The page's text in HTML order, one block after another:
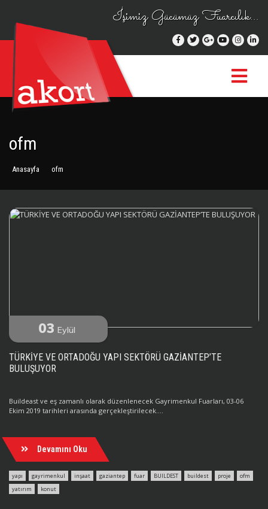
İşimiz Gücümüz Fuarcılık...
ofm
Anasayfa ofm
03 Eylül
TÜRKİYE VE ORTADOĞU YAPI SEKTÖRÜ GAZİANTEP’TE
BULUŞUYOR
Buildeast ve eş zamanlı olarak düzenlenecek Gayrimenkul Fuarları, 03-06
Ekim 2019 tarihleri arasında gerçekleştirilecek....
Devamını Oku
yapı gayrimenkul inşaat gaziantep fuar BUILDEST buildest proje
ofm
yatırım
konut